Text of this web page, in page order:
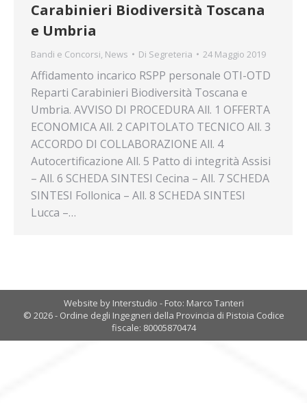
Carabinieri Biodiversità Toscana
e Umbria
Bandi e Concorsi, News Di Segreteria 24 Maggio 2019
Affidamento incarico RSPP personale OTI-OTD
Reparti Carabinieri Biodiversità Toscana e
Umbria. AVVISO DI PROCEDURA All. 1 OFFERTA
ECONOMICA All. 2 CAPITOLATO TECNICO All. 3
ACCORDO DI COLLABORAZIONE All. 4
Autocertificazione All. 5 Patto di integrità Assisi
– All. 6 SCHEDA SINTESI Cecina – All. 7 SCHEDA
SINTESI Follonica – All. 8 SCHEDA SINTESI
Lucca –…
Website by Interstudio - Foto: Marco Tanteri
© 2026 - Ordine degli Ingegneri della Provincia di Pistoia Codice
fiscale: 80005870474